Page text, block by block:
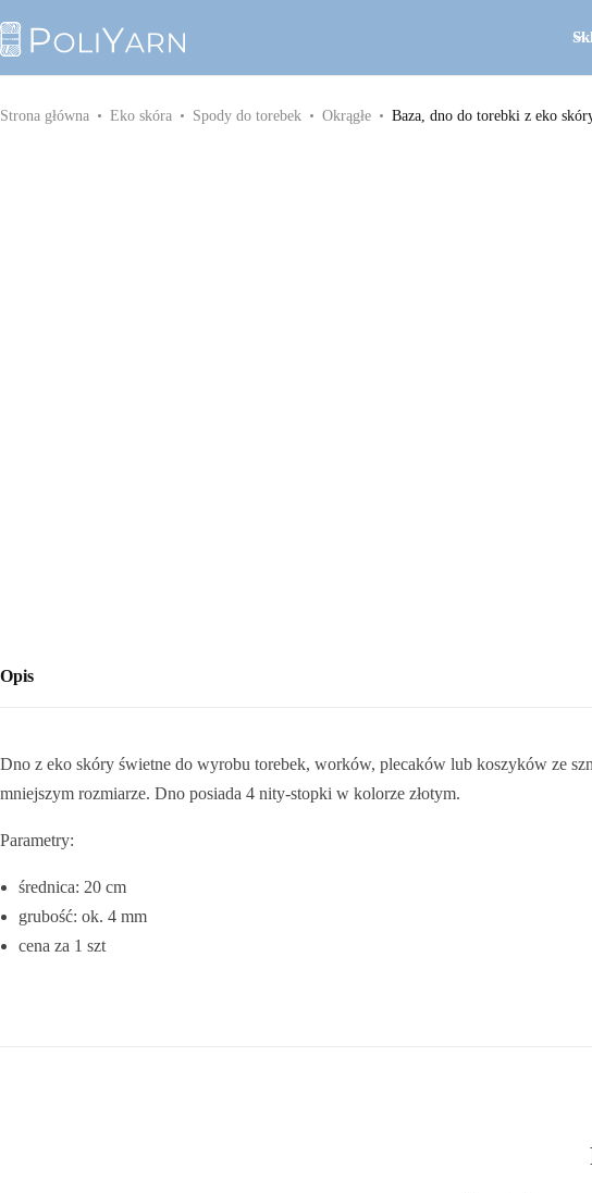
Strona główna Eko skóra Spody do torebek Okrągłe Baza, dno do torebki z eko
Opis
Dno z eko skóry świetne do wyrobu torebek, worków, plecaków lub koszyków ze
mniejszym rozmiarze. Dno posiada 4 nity-stopki w kolorze złotym.
Parametry:
średnica: 20 cm
grubość: ok. 4 mm
cena za 1 szt
Kategorie
Włóczki
OUTLET